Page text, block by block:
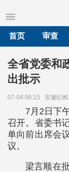
首页
审查
全省党委和
出批示
07-04 06:15 安徽纪
7月2日下
召开。省委书
单向前出席会
议。
梁言顺在